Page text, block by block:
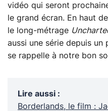
vidéo qui seront
le grand écran. En haut
le long-métrage
aussi une série depuis
se rappelle à notre bon
Lire aussi :
Borderlands, le film :